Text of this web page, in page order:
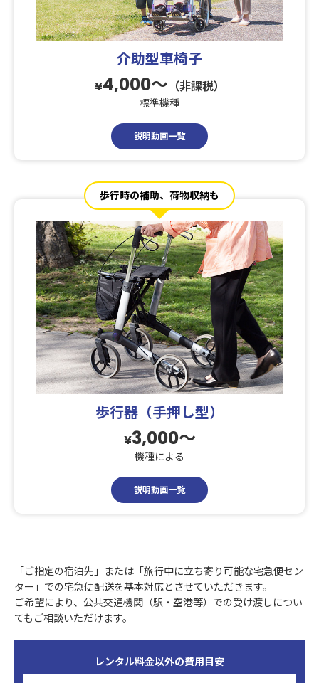
介助型車椅子
¥4,000〜 （非課税）
標準機種
説明動画一覧
歩行時の補助、荷物収納も
歩行器（手押し型）
¥3,000〜
機種による
説明動画一覧
「ご指定の宿泊先」または「旅行中に立ち寄り可能な宅急便セン
ター」での宅急便配送を基本対応とさせていただきます。
ご希望により、公共交通機関（駅・空港等）での受け渡しについ
てもご相談いただけます。
レンタル料金以外の費用目安